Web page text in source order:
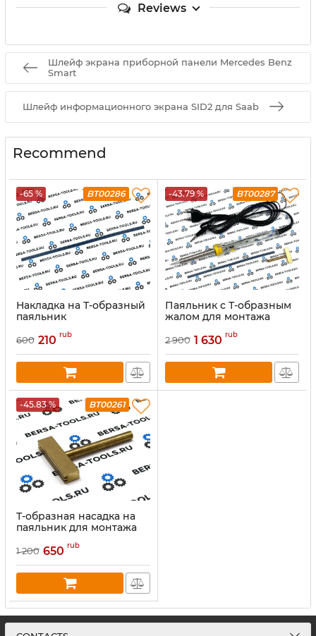
Reviews
Шлейф экрана приборной панели Mercedes Benz
Smart
Шлейф информационного экрана SID2 для Saab
Recommend
-65 % BT00286
Накладка на Т-образный
паяльник
600 210 rub
-43.79 % BT00287
Паяльник с Т-образным
жалом для монтажа
2 900 1 630 rub
-45.83 % BT00261
Т-образная насадка на
паяльник для монтажа
1 200 650 rub